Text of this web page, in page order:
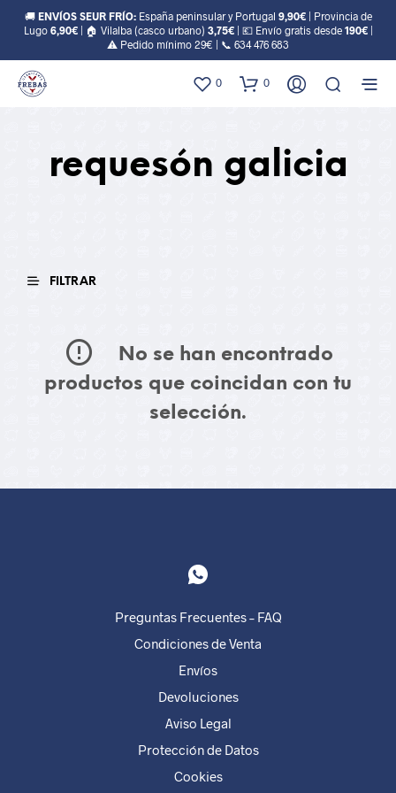
🚚 ENVÍOS SEUR FRÍO:España peninsular y Portugal 9,90€| Provincia de
Lugo 6,90€| 🏠 Vilalba (casco urbano) 3,75€| 💶 Envío gratis desde 190€|
⚠️ Pedido mínimo 29€ | 📞 634 476 683
0 0
requesón galicia
FILTRAR
No se han encontrado
productos que coincidan con tu
selección.
Preguntas Frecuentes – FAQ
Condiciones de Venta
Envíos
Devoluciones
Aviso Legal
Protección de Datos
Cookies